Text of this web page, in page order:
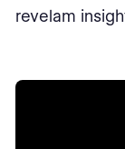
revelam